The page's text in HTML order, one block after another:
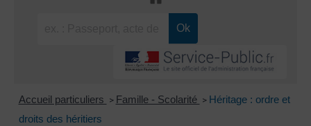
Accueil particuliers > Famille - Scolarité > Héritage : ordre et
droits des héritiers